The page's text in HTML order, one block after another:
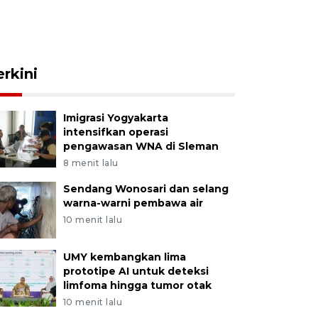
Imigrasi Yogyakarta
intensifkan operasi
pengawasan WNA di Sleman
8 menit lalu
Sendang Wonosari dan selang
warna-warni pembawa air
10 menit lalu
UMY kembangkan lima
prototipe AI untuk deteksi
limfoma hingga tumor otak
10 menit lalu